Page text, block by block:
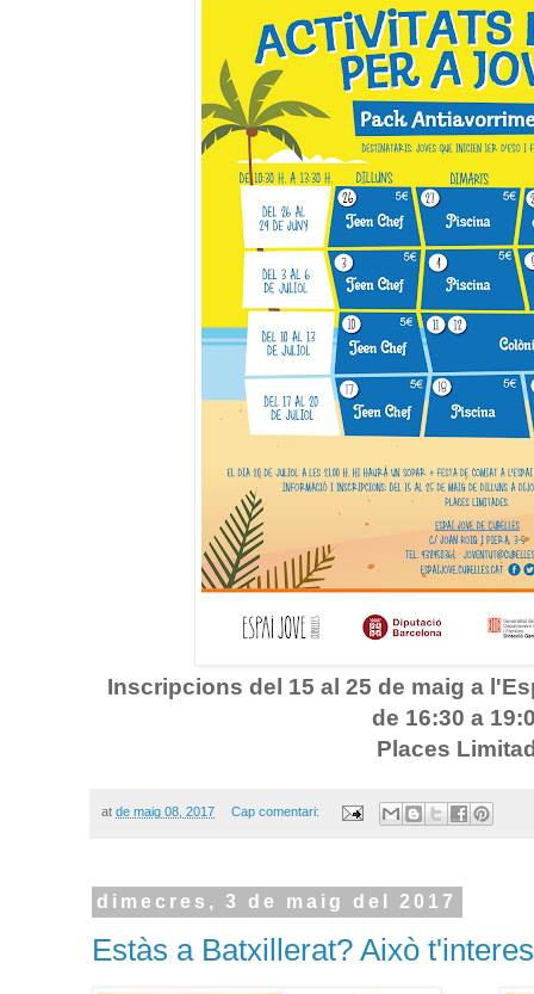
Inscripcions del 15 al 25 de maig a
de 16:30 a
Places
at de maig 08, 2017 Cap comentari:
dimecres, 3 de maig del 2017
Estàs a Batxillerat? Això